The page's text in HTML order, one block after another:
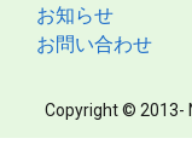
お知らせ
お問い合わせ
Copyright © 2013-